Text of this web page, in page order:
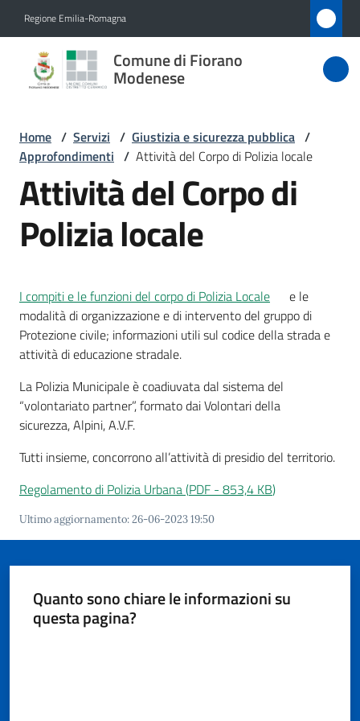
Regione Emilia-Romagna
Comune di Fiorano
Modenese
Comune
di Fiorano
Amministrazione
Novità
Vivere
Fiorano
Modenese
l
l
r
t
a
Home / Servizi / Giustizia e sicurezza pubblica /
Approfondimenti / Attività del Corpo di Polizia locale
Attività del Corpo di
Polizia locale
I compiti e le funzioni del corpo di Polizia Locale
e le
modalità di organizzazione e di intervento del gruppo di
Protezione civile; informazioni utili sul codice della strada e
attività di educazione stradale.
La Polizia Municipale è coadiuvata dal sistema del
“volontariato partner”, formato dai Volontari della
sicurezza, Alpini, A.V.F.
Tutti insieme, concorrono all’attività di presidio del territorio.
Regolamento di Polizia Urbana(PDF - 853,4 KB)
Ultimo aggiornamento:26-06-2023 19:50
Quanto sono chiare le informazioni su
questa pagina?